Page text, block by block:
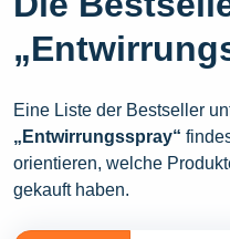
Eine Liste der Bestseller
„Entwirrungsspray“
orientieren, welche
gekauft haben.